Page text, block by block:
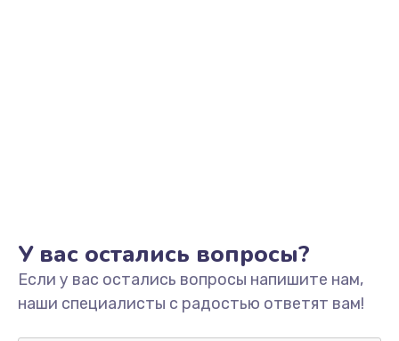
У вас остались вопросы?
Если у вас остались вопросы напишите нам,
наши специалисты с радостью ответят вам!